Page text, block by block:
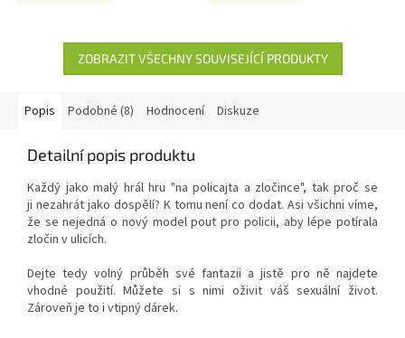
ZOBRAZIT VŠECHNY SOUVISEJÍCÍ PRODUKTY
Popis Podobné (8) Hodnocení Diskuze
Detailní popis produktu
Každý jako malý hrál hru "na policajta a zločince", tak proč se
ji nezahrát jako dospělí? K tomu není co dodat. Asi všichni víme,
že se nejedná o nový model pout pro policii, aby lépe potírala
zločin v ulicích.
Dejte tedy volný průběh své fantazii a jistě pro ně najdete
vhodné použití. Můžete si s nimi oživit váš sexuální život.
Zároveň je to i vtipný dárek.